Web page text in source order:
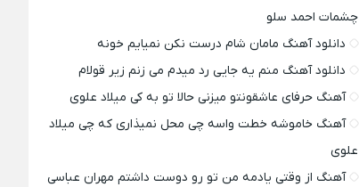
چشمات احمد سلو
دانلود آهنگ مامان شام درست نکن نمیایم خونه
دانلود آهنگ منم یه جایی رد میدم می زنم زیر قولام
آهنگ حرفای عاشقونتو میزنی حالا تو به کی میلاد علوی
آهنگ خاموشه خطت واسه چی محل نمیذاری که چی میلاد
علوی
آهنگ از وقتی یادمه من تو رو دوست داشتم مهران عباسی